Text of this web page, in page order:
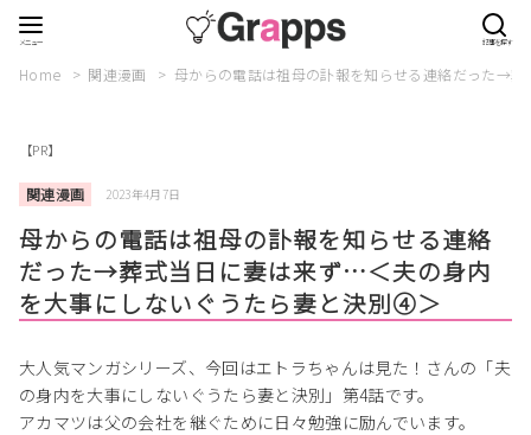
Home 関連漫画 母からの電話は祖母の訃報を知らせる連絡だった→
【PR】
関連漫画 2023年4月7日
母からの電話は祖母の訃報を知らせる連絡
だった→葬式当日に妻は来ず…＜夫の身内
を大事にしないぐうたら妻と決別④＞
大人気マンガシリーズ、今回はエトラちゃんは見た！さんの「夫
の身内を大事にしないぐうたら妻と決別」第4話です。
アカマツは父の会社を継ぐために日々勉強に励んでいます。